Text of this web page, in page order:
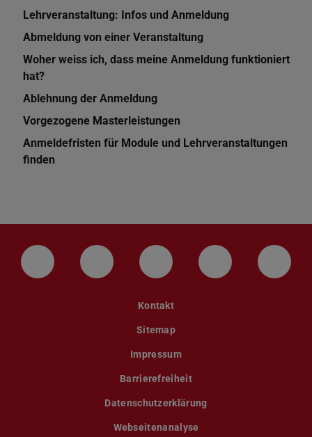
Lehrveranstaltung: Infos und Anmeldung
Abmeldung von einer Veranstaltung
Woher weiss ich, dass meine Anmeldung funktioniert
hat?
Ablehnung der Anmeldung
Vorgezogene Masterleistungen
Anmeldefristen für Module und Lehrveranstaltungen
finden
LinkedIn-Seite der TU Darmstadt
Instagram-Kanal der TU
Bluesky-Kanal der TU
Facebook-
Kontakt
Sitemap
Impressum
Barrierefreiheit
Datenschutzerklärung
Webseitenanalyse